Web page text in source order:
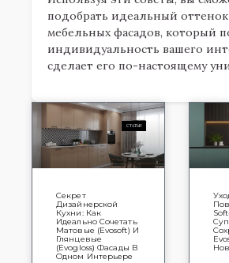
подобрать идеальный
мебельных фасадов, который
индивидуальность вашего
сделает его по-настоящему
СТАТЬИ
Секрет
Дизайнерской
Кухни: Как
Идеально Сочетать
Матовые (Evosoft) И
Глянцевые
(Evogloss) Фасады В
Одном Интерьере